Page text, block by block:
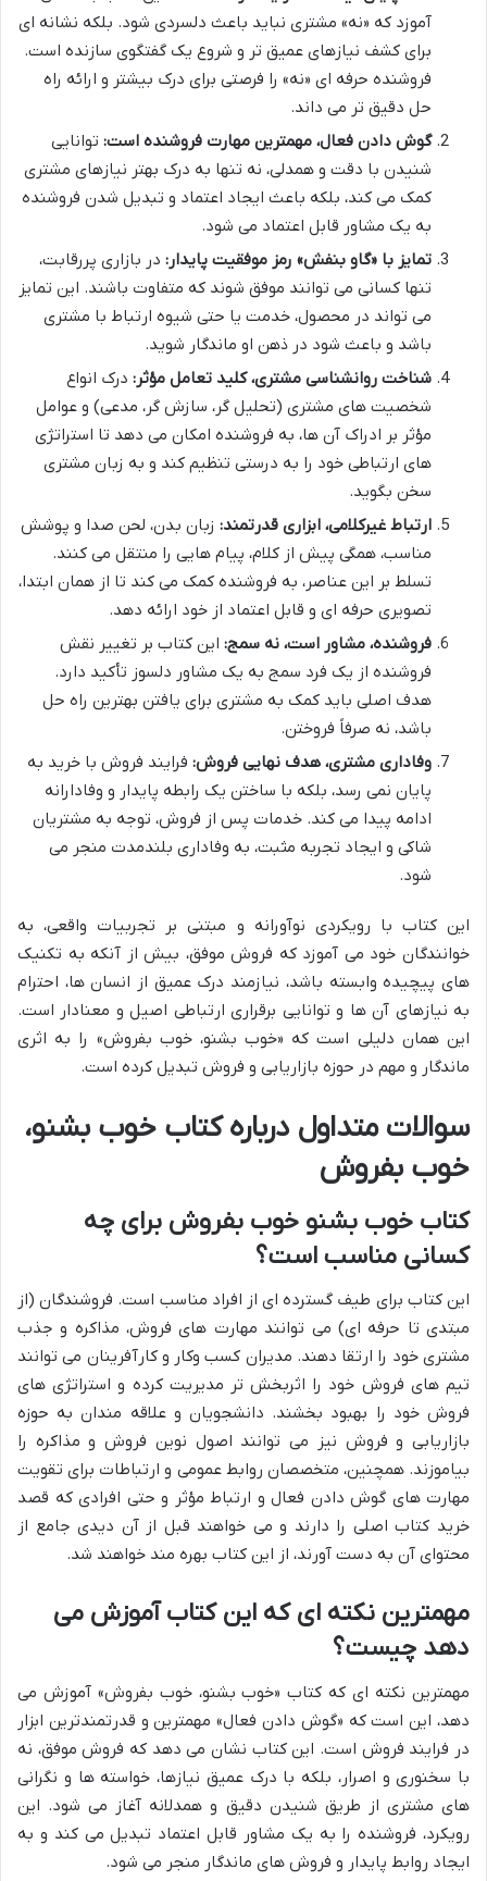
آموزد که «نه» مشتری نباید باعث دلسردی شود. بلکه نشانه ای
برای کشف نیازهای عمیق تر و شروع یک گفتگوی سازنده است.
فروشنده حرفه ای «نه» را فرصتی برای درک بیشتر و ارائه راه
حل دقیق تر می داند.
گوش دادن فعال، مهمترین مهارت فروشنده است: توانایی
شنیدن با دقت و همدلی، نه تنها به درک بهتر نیازهای مشتری
کمک می کند، بلکه باعث ایجاد اعتماد و تبدیل شدن فروشنده
به یک مشاور قابل اعتماد می شود.
تمایز با «گاو بنفش» رمز موفقیت پایدار: در بازاری پررقابت،
تنها کسانی می توانند موفق شوند که متفاوت باشند. این تمایز
می تواند در محصول، خدمت یا حتی شیوه ارتباط با مشتری
باشد و باعث شود در ذهن او ماندگار شوید.
شناخت روانشناسی مشتری، کلید تعامل مؤثر: درک انواع
شخصیت های مشتری (تحلیل گر، سازش گر، مدعی) و عوامل
مؤثر بر ادراک آن ها، به فروشنده امکان می دهد تا استراتژی
های ارتباطی خود را به درستی تنظیم کند و به زبان مشتری
سخن بگوید.
ارتباط غیرکلامی، ابزاری قدرتمند: زبان بدن، لحن صدا و پوشش
مناسب، همگی پیش از کلام، پیام هایی را منتقل می کنند.
تسلط بر این عناصر، به فروشنده کمک می کند تا از همان ابتدا،
تصویری حرفه ای و قابل اعتماد از خود ارائه دهد.
فروشنده، مشاور است، نه سمج: این کتاب بر تغییر نقش
فروشنده از یک فرد سمج به یک مشاور دلسوز تأکید دارد.
هدف اصلی باید کمک به مشتری برای یافتن بهترین راه حل
باشد، نه صرفاً فروختن.
وفاداری مشتری، هدف نهایی فروش: فرایند فروش با خرید به
پایان نمی رسد، بلکه با ساختن یک رابطه پایدار و وفادارانه
ادامه پیدا می کند. خدمات پس از فروش، توجه به مشتریان
شاکی و ایجاد تجربه مثبت، به وفاداری بلندمدت منجر می
شود.
این کتاب با رویکردی نوآورانه و مبتنی بر تجربیات واقعی، به
خوانندگان خود می آموزد که فروش موفق، بیش از آنکه به تکنیک
های پیچیده وابسته باشد، نیازمند درک عمیق از انسان ها، احترام
به نیازهای آن ها و توانایی برقراری ارتباطی اصیل و معنادار است.
این همان دلیلی است که «خوب بشنو، خوب بفروش» را به اثری
ماندگار و مهم در حوزه بازاریابی و فروش تبدیل کرده است.
سوالات متداول درباره کتاب خوب بشنو،
خوب بفروش
کتاب خوب بشنو خوب بفروش برای چه
کسانی مناسب است؟
این کتاب برای طیف گسترده ای از افراد مناسب است. فروشندگان (از
مبتدی تا حرفه ای) می توانند مهارت های فروش، مذاکره و جذب
مشتری خود را ارتقا دهند. مدیران کسب وکار و کارآفرینان می توانند
تیم های فروش خود را اثربخش تر مدیریت کرده و استراتژی های
فروش خود را بهبود بخشند. دانشجویان و علاقه مندان به حوزه
بازاریابی و فروش نیز می توانند اصول نوین فروش و مذاکره را
بیاموزند. همچنین، متخصصان روابط عمومی و ارتباطات برای تقویت
مهارت های گوش دادن فعال و ارتباط مؤثر و حتی افرادی که قصد
خرید کتاب اصلی را دارند و می خواهند قبل از آن دیدی جامع از
محتوای آن به دست آورند، از این کتاب بهره مند خواهند شد.
مهمترین نکته ای که این کتاب آموزش می
دهد چیست؟
مهمترین نکته ای که کتاب «خوب بشنو، خوب بفروش» آموزش می
دهد، این است که «گوش دادن فعال» مهمترین و قدرتمندترین ابزار
در فرایند فروش است. این کتاب نشان می دهد که فروش موفق، نه
با سخنوری و اصرار، بلکه با درک عمیق نیازها، خواسته ها و نگرانی
های مشتری از طریق شنیدن دقیق و همدلانه آغاز می شود. این
رویکرد، فروشنده را به یک مشاور قابل اعتماد تبدیل می کند و به
ایجاد روابط پایدار و فروش های ماندگار منجر می شود.